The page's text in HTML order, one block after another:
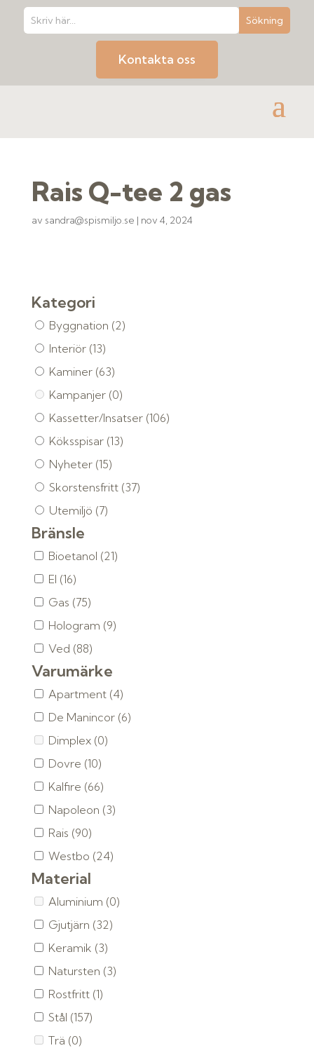
Kontakta oss
Rais Q-tee 2 gas
av sandra@spismiljo.se | nov 4, 2024
Kategori
Byggnation (2)
Interiör (13)
Kaminer (63)
Kampanjer (0)
Kassetter/Insatser (106)
Köksspisar (13)
Nyheter (15)
Skorstensfritt (37)
Utemiljö (7)
Bränsle
Bioetanol (21)
El (16)
Gas (75)
Hologram (9)
Ved (88)
Varumärke
Apartment (4)
De Manincor (6)
Dimplex (0)
Dovre (10)
Kalfire (66)
Napoleon (3)
Rais (90)
Westbo (24)
Material
Aluminium (0)
Gjutjärn (32)
Keramik (3)
Natursten (3)
Rostfritt (1)
Stål (157)
Trä (0)